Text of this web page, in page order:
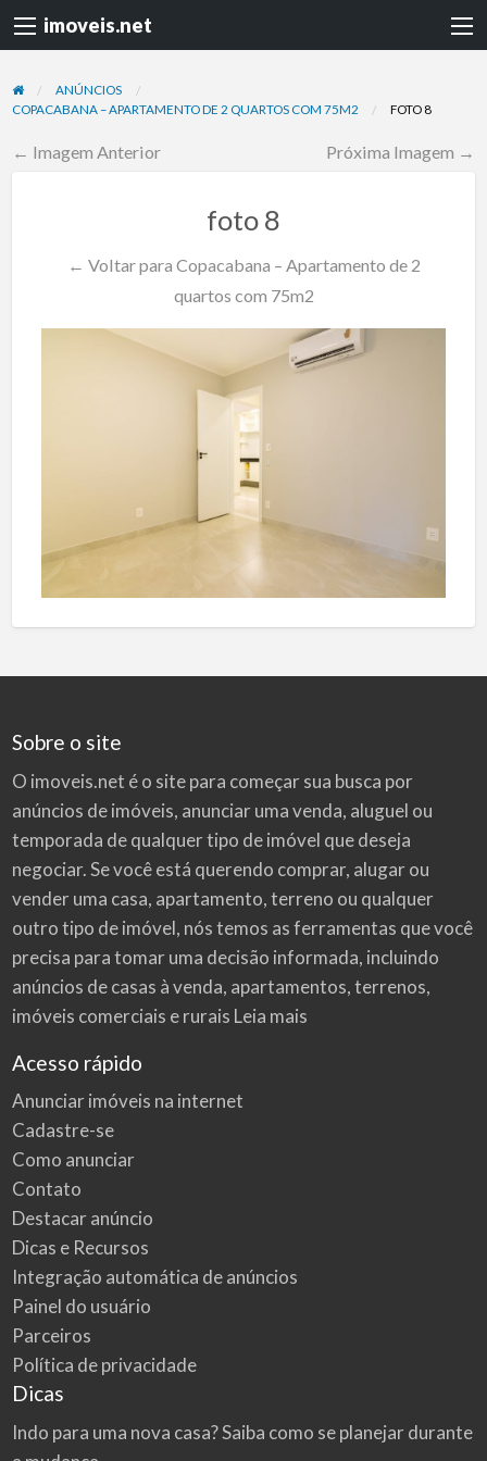
imoveis.net
ANÚNCIOS
COPACABANA – APARTAMENTO DE 2 QUARTOS COM 75M2
FOTO 8
← Imagem Anterior Próxima Imagem →
foto 8
← Voltar para Copacabana – Apartamento de 2
quartos com 75m2
Sobre o site
O imoveis.net é o site para começar sua busca por
anúncios de imóveis, anunciar uma venda, aluguel ou
temporada de qualquer tipo de imóvel que deseja
negociar. Se você está querendo comprar, alugar ou
vender uma casa, apartamento, terreno ou qualquer
outro tipo de imóvel, nós temos as ferramentas que você
precisa para tomar uma decisão informada, incluindo
anúncios de casas à venda, apartamentos, terrenos,
imóveis comerciais e rurais Leia mais
Acesso rápido
Anunciar imóveis na internet
Cadastre-se
Como anunciar
Contato
Destacar anúncio
Dicas e Recursos
Integração automática de anúncios
Painel do usuário
Parceiros
Política de privacidade
Dicas
Indo para uma nova casa? Saiba como se planejar durante